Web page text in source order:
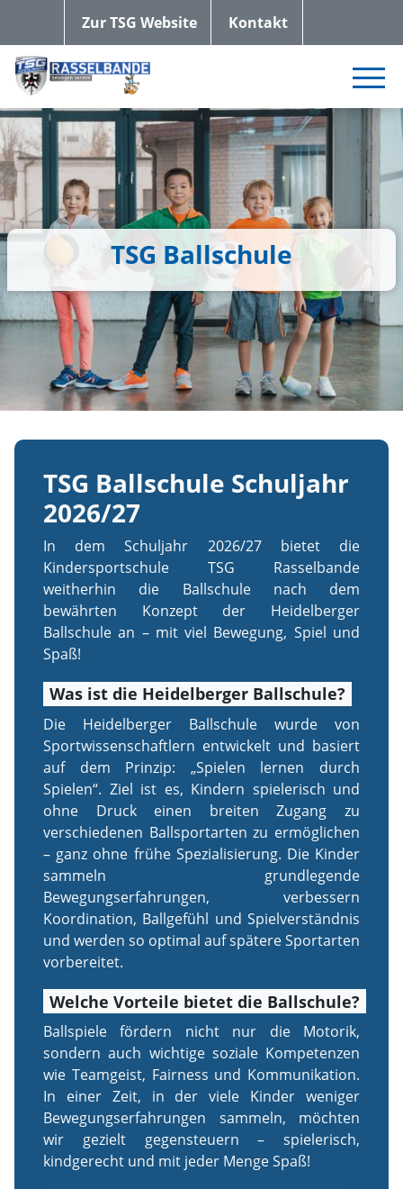
Zur TSG Website Kontakt
TSG Ballschule
TSG Ballschule Schuljahr
2026/27
In dem Schuljahr 2026/27 bietet die
Kindersportschule TSG Rasselbande
weitherhin die Ballschule nach dem
bewährten Konzept der Heidelberger
Ballschule an – mit viel Bewegung, Spiel und
Spaß!
Was ist die Heidelberger Ballschule?
Die Heidelberger Ballschule wurde von
Sportwissenschaftlern entwickelt und basiert
auf dem Prinzip: „Spielen lernen durch
Spielen“. Ziel ist es, Kindern spielerisch und
ohne Druck einen breiten Zugang zu
verschiedenen Ballsportarten zu ermöglichen
– ganz ohne frühe Spezialisierung. Die Kinder
sammeln grundlegende
Bewegungserfahrungen, verbessern
Koordination, Ballgefühl und Spielverständnis
und werden so optimal auf spätere Sportarten
vorbereitet.
Welche Vorteile bietet die Ballschule?
Ballspiele fördern nicht nur die Motorik,
sondern auch wichtige soziale Kompetenzen
wie Teamgeist, Fairness und Kommunikation.
In einer Zeit, in der viele Kinder weniger
Bewegungserfahrungen sammeln, möchten
wir gezielt gegensteuern – spielerisch,
kindgerecht und mit jeder Menge Spaß!